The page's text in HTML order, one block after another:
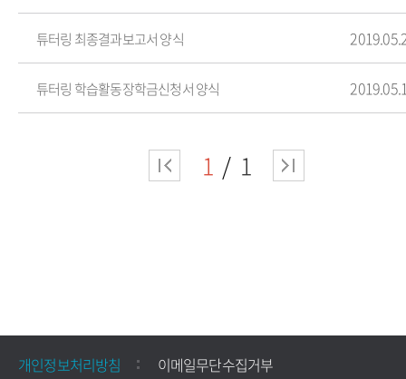
튜터링 최종결과보고서 양식
튜터링 학습활동장학금신청서 양식
1 1
개인정보처리방침 이메일무단수집거부